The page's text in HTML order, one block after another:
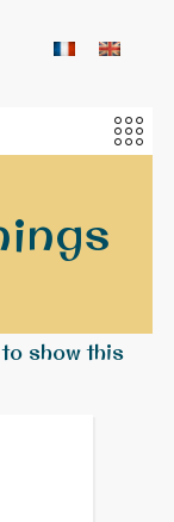
show this